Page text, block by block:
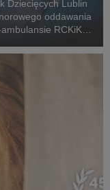
Dziecięcych Lublin
oddawania
RCKiK